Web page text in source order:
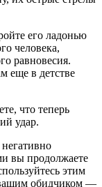
его ладонью
человека,
равновесия.
еще в детстве
что теперь
удар.
вы продолжаете
этим
обидчиком —